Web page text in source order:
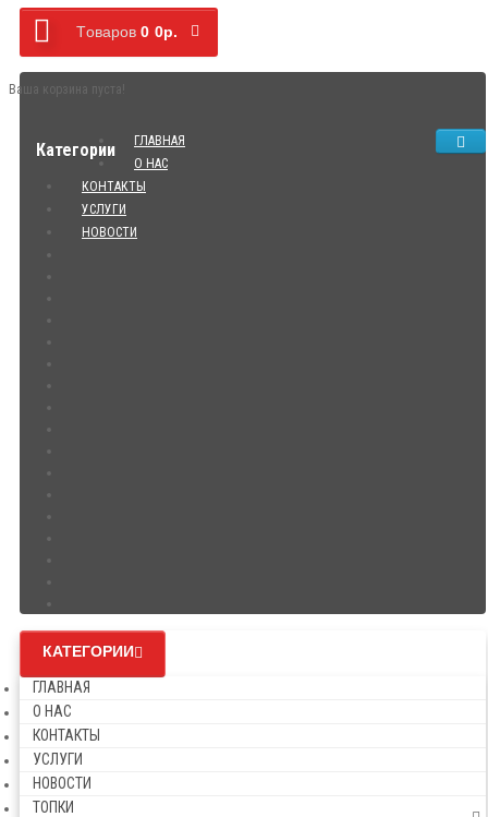
Tоваров 0 0р.
Ваша корзина пуста!
Категории
ГЛАВНАЯ
О НАС
КОНТАКТЫ
УСЛУГИ
НОВОСТИ
КАТЕГОРИИ
ГЛАВНАЯ
О НАС
КОНТАКТЫ
УСЛУГИ
НОВОСТИ
ТОПКИ